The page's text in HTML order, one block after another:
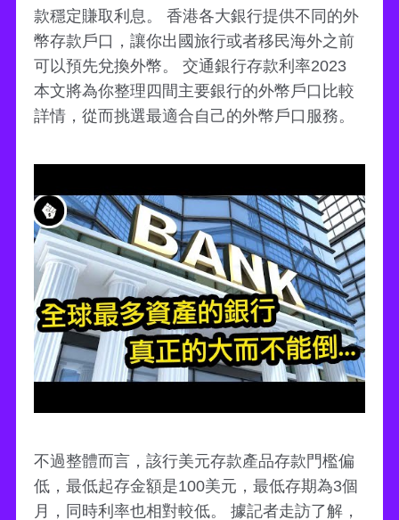
款穩定賺取利息。 香港各大銀行提供不同的外
幣存款戶口，讓你出國旅行或者移民海外之前
可以預先兌換外幣。 交通銀行存款利率2023
本文將為你整理四間主要銀行的外幣戶口比較
詳情，從而挑選最適合自己的外幣戶口服務。
不過整體而言，該行美元存款產品存款門檻偏
低，最低起存金額是100美元，最低存期為3個
月，同時利率也相對較低。 據記者走訪了解，